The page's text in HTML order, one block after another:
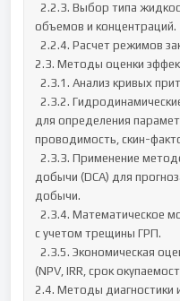
  2.2.3. Выбор типа жидкости и проппанта, расчет их
объемов и концентраций.
  2.2.4. Расчет режимов закачки (расход, давление).
2.3. Методы оценки
  2.3.1. Анализ кривых притока и добычи до и после ГРП.
  2.3.2. Гидродинамические исследования скважин (ГДИС)
для определения
проводимость, скин-
  2.3.3. Применение методов анализа кривых падения
добычи (DCA) для
добычи.
  2.3.4. Математическое моделирование пласта и скважины
с учетом трещины ГРП.
  2.3.5. Экономическая оценка эффективности операций ГРП
(NPV, IRR, срок
2.4. Методы диагностики